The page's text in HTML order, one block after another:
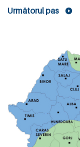
Următorul pas